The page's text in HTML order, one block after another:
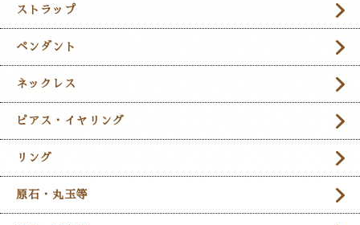
ストラップ
ペンダント
ネックレス
ピアス・イヤリング
リング
原石・丸玉等